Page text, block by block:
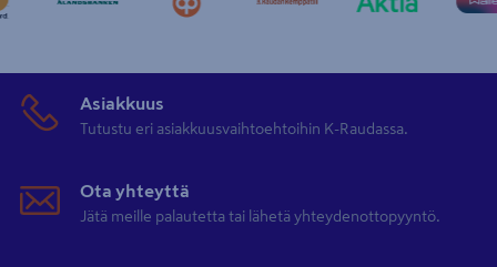
Asiakkuus
Tutustu eri asiakkuusvaihtoehtoihin K-Raudassa.
Ota yhteyttä
Jätä meille palautetta tai lähetä yhteydenottopyyntö.